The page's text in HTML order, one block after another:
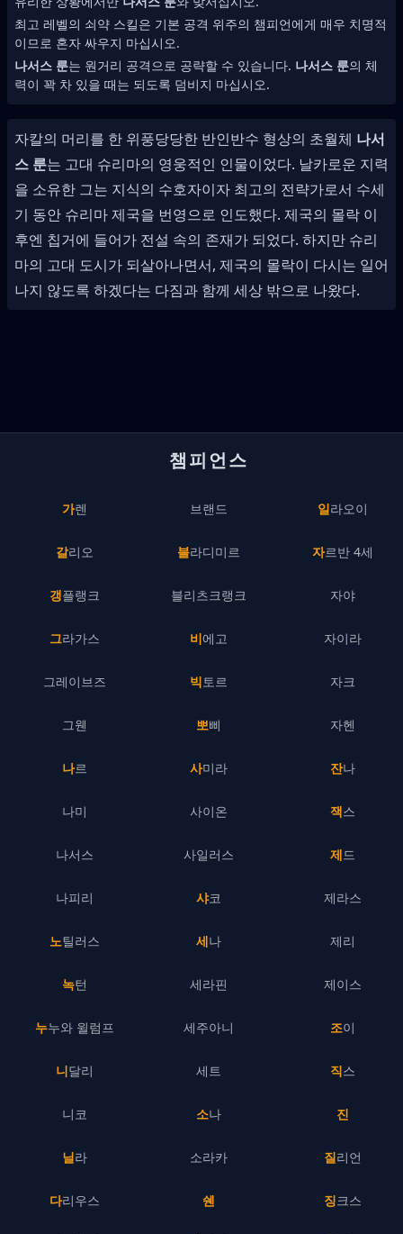
최고 레벨의 쇠약 스킬은 기본 공격 위주의 챔피언에게 매우 치명적
이므로 혼자 싸우지 마십시오.
나서스 룬는 원거리 공격으로 공략할 수 있습니다. 나서스 룬의 체
력이 꽉 차 있을 때는 되도록 덤비지 마십시오.
자칼의 머리를 한 위풍당당한 반인반수 형상의 초월체 나서
스 룬는 고대 슈리마의 영웅적인 인물이었다. 날카로운 지력
을 소유한 그는 지식의 수호자이자 최고의 전략가로서 수세
기 동안 슈리마 제국을 번영으로 인도했다. 제국의 몰락 이
후엔 칩거에 들어가 전설 속의 존재가 되었다. 하지만 슈리
마의 고대 도시가 되살아나면서, 제국의 몰락이 다시는 일어
나지 않도록 하겠다는 다짐과 함께 세상 밖으로 나왔다.
챔피언스
가렌
갈리오
갱플랭크
그라가스
그레이브즈
그웬
나르
나미
나서스
나피리
노틸러스
녹턴
누누와 윌럼프
니달리
니코
닐라
다리우스
브랜드
블라디미르
블리츠크랭크
비에고
빅토르
뽀삐
사미라
사이온
사일러스
샤코
세나
세라핀
세주아니
세트
소나
소라카
쉔
일라오이
자르반 4세
자야
자이라
자크
자헨
잔나
잭스
제드
제라스
제리
제이스
조이
직스
진
질리언
징크스